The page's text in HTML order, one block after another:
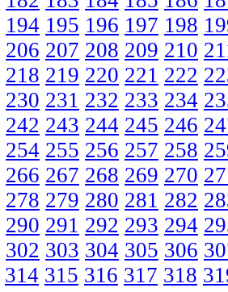
194 195 196 197 198
206 207 208 209 210
218 219 220 221 222
230 231 232 233 234
242 243 244 245 246
254 255 256 257 258
266 267 268 269 270
278 279 280 281 282
290 291 292 293 294
302 303 304 305 306
314 315 316 317 318